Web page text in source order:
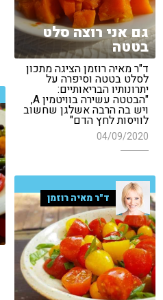
גם אני רוצה סלט
בטטה
ד"ר מאיה רוזמן הציגה מתכון
לסלט בטטה וסיפרה על
יתרונותיו הבריאותיים:
"הבטטה עשירה בוויטמין A,
ויש בה הרבה אשלגן שחשוב
לוויסות לחץ הדם"
04/09/2020
ד"ר מאיה רוזמן